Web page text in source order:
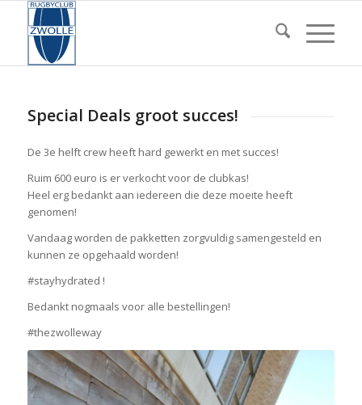
Special Deals groot succes!
De 3e helft crew heeft hard gewerkt en met succes!
Ruim 600 euro is er verkocht voor de clubkas!
Heel erg bedankt aan iedereen die deze moeite heeft
genomen!
Vandaag worden de pakketten zorgvuldig samengesteld en
kunnen ze opgehaald worden!
#stayhydrated !
Bedankt nogmaals voor alle bestellingen!
#thezwolleway